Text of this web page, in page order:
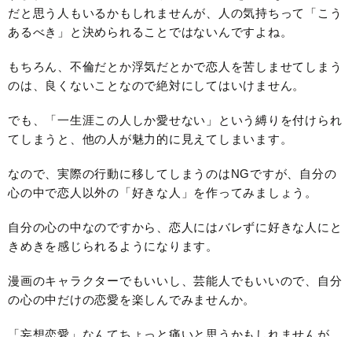
だと思う人もいるかもしれませんが、人の気持ちって「こう
あるべき」と決められることではないんですよね。
もちろん、不倫だとか浮気だとかで恋人を苦しませてしまう
のは、良くないことなので絶対にしてはいけません。
でも、「一生涯この人しか愛せない」という縛りを付けられ
てしまうと、他の人が魅力的に見えてしまいます。
なので、実際の行動に移してしまうのはNGですが、自分の
心の中で恋人以外の「好きな人」を作ってみましょう。
自分の心の中なのですから、恋人にはバレずに好きな人にと
きめきを感じられるようになります。
漫画のキャラクターでもいいし、芸能人でもいいので、自分
の心の中だけの恋愛を楽しんでみませんか。